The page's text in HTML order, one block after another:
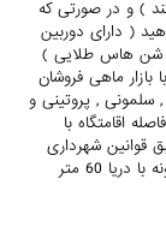
) و در صورتی که
( دارای دوربین
شن هاس طلایی )
15 دقیقه فاصله تا با بازار ماهی فروشان
, سلمونی , پروتینی و
اقامتگاه با
قوانین شهرداری
حریم دریای خزر 60 متر می باشد , این یعنی اولین خونه با دریا 60 متر